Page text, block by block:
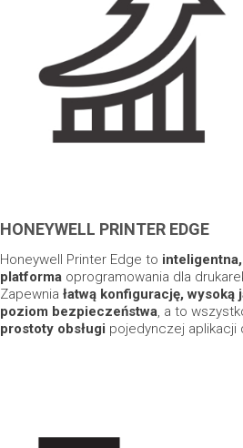
HONEYWELL PRINTER EDGE
Honeywell Printer Edge to
platforma oprogramowania dla
Zapewnia łatwą konfigurację, wysoką
poziom bezpieczeństwa, a to
prostoty obsługi pojedynczej aplikacji